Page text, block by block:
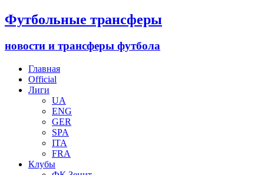
Футбольные трансферы
новости и трансферы футбола
Главная
Official
Лиги
UA
ENG
GER
SPA
ITA
FRA
Клубы